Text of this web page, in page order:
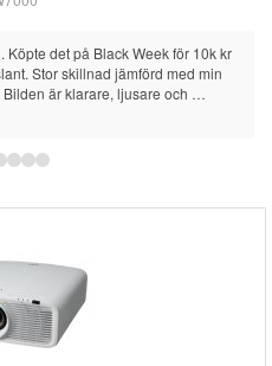
det på Black Week för 10k kr
Stor skillnad jämförd med min
är klarare, ljusare och
gamechanger för mig. Jag
projektor. Det stor på hylla över
Det är tillräckligt tyst. Ljusstyrka är